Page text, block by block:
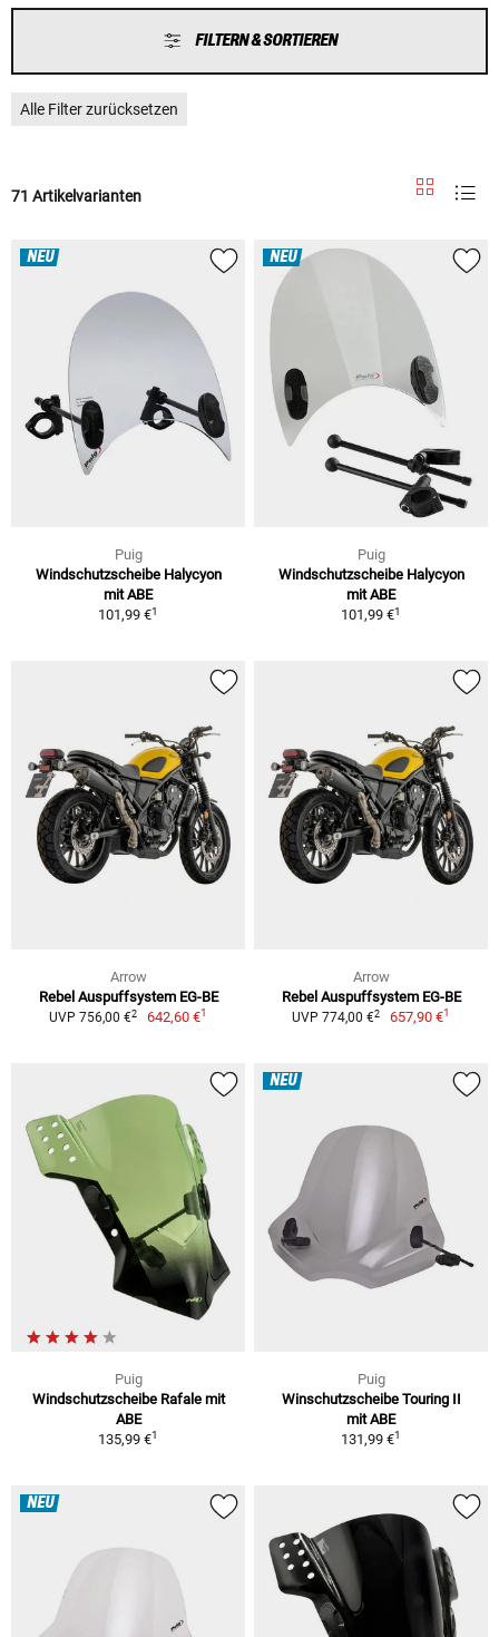
FILTERN & SORTIEREN
Alle Filter zurücksetzen
71 Artikelvarianten
NEU
Puig
Windschutzscheibe Halycyon
mit ABE
101,99 €1
NEU
Puig
Windschutzscheibe Halycyon
mit ABE
101,99 €1
Arrow
Rebel Auspuffsystem EG-BE
UVP 756,00 €2 642,60 €1
Arrow
Rebel Auspuffsystem EG-BE
UVP 774,00 €2 657,90 €1
Puig
Windschutzscheibe Rafale mit
ABE
135,99 €1
NEU
Puig
Winschutzscheibe Touring II
mit ABE
131,99 €1
NEU